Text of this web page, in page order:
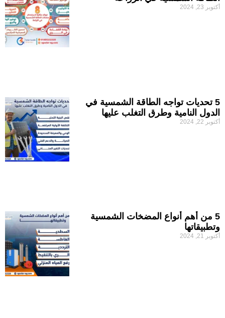
أكتوبر 23, 2024
5 تحديات تواجه الطاقة الشمسية في
الدول النامية وطرق التغلب عليها
أكتوبر 22, 2024
5 من أهم أنواع المضخات الشمسية
وتطبيقاتها
أكتوبر 21, 2024